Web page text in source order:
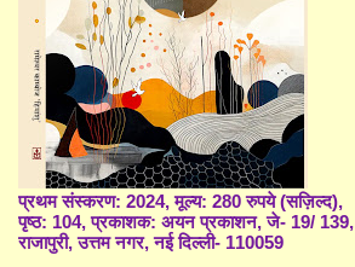
प्रथम संस्करण: 2024, मूल्य: 280 रुपये (सज़िल्द),
पृष्ठ: 104, प्रकाशक: अयन प्रकाशन, जे- 19/ 139,
राजापुरी, उत्तम नगर, नई दिल्ली- 110059